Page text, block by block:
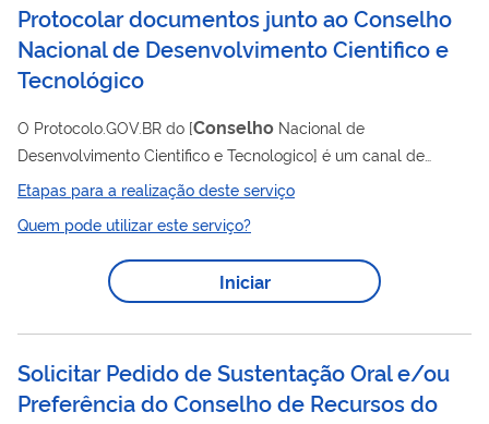
Protocolar documentos junto ao Conselho
Nacional de Desenvolvimento Cientifico e
Tecnológico
O Protocolo.GOV.BR do [Conselho Nacional de
Desenvolvimento Cientifico e Tecnologico] é um canal de
atendimento que possibilita o envio de solicitações,
requerimentos, pedidos e documentos em geral de forma
eletrônica, sem a necessidade de deslocamento presencial ao
setor de Protocolo ou o envio de correspondência postal.
Etapas para a realização deste serviço
Quem pode utilizar este serviço?
Iniciar
Solicitar Pedido de Sustentação Oral e/ou
Preferência do Conselho de Recursos do